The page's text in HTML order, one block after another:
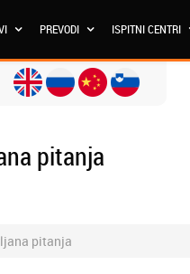
PREVODI ISPITNI CENTRI
pitanja
pitanja